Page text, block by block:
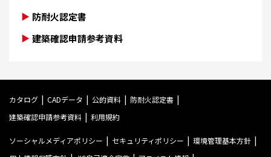
防耐火認定書
建築確認申請参考資料
カタログ CADデータ 公的資料
防耐火認定書
建築確認申請参考資料
利用規約
ソーシャルメディアポリシー セキュリティポリシー
環境管理基本方針